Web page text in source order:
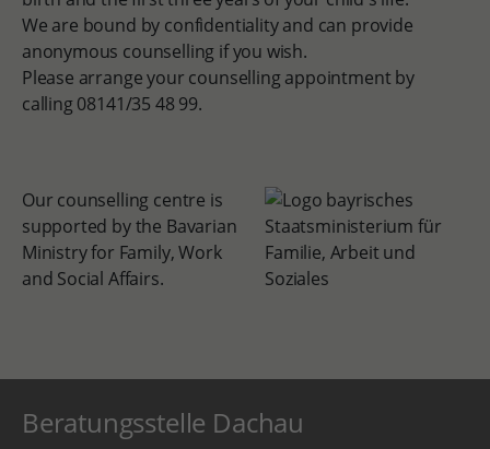
We are bound by confidentiality and can provide
anonymous counselling if you wish.
Please arrange your counselling appointment by
calling 08141/35 48 99.
Our counselling centre is
supported by the Bavarian
Ministry for Family, Work
and Social Affairs.
Beratungsstelle Dachau